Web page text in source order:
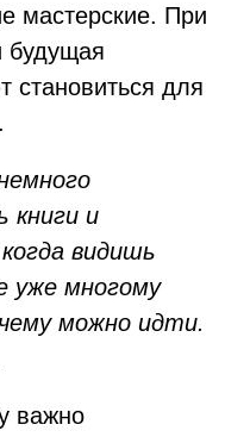
мастерские. При
будущая
становиться для
книги и
видишь
уже многому
можно идти.
важно